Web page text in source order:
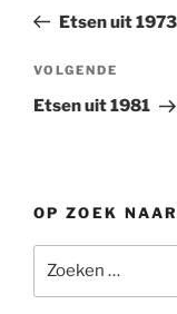
berichtEtsen uit 1973
Volgend
bericht
VOLGENDE
Etsen uit 1981
OP ZOEK
naar: